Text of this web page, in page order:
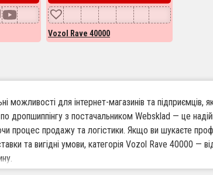
Vozol Rave 40000
можливості для інтернет-магазинів та підприємців,
дропшиппінгу з постачальником Websklad — це
процес продажу та логістики. Якщо ви шукаєте
та вигідні умови, категорія Vozol Rave 40000 —